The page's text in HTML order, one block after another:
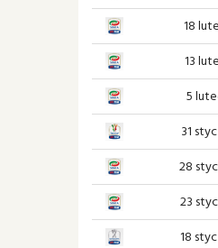
18
13
5
31
28
23
18